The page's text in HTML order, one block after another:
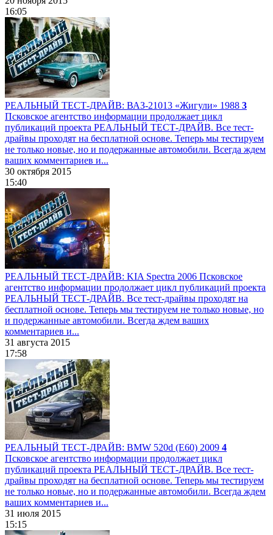
16:05
РЕАЛЬНЫЙ ТЕСТ-ДРАЙВ: ВАЗ-21013 «Жигули» 1988 3
Псковское агентство информации продолжает цикл
публикаций проекта РЕАЛЬНЫЙ ТЕСТ-ДРАЙВ. Все тест-
драйвы проходят на бесплатной основе. Теперь мы тестируем
не только новые, но и подержанные автомобили. Всегда ждем
ваших комментариев и...
30 октября 2015
15:40
РЕАЛЬНЫЙ ТЕСТ-ДРАЙВ: KIA Spectra 2006 Псковское
агентство информации продолжает цикл публикаций проекта
РЕАЛЬНЫЙ ТЕСТ-ДРАЙВ. Все тест-драйвы проходят на
бесплатной основе. Теперь мы тестируем не только новые, но
и подержанные автомобили. Всегда ждем ваших
комментариев и...
31 августа 2015
17:58
РЕАЛЬНЫЙ ТЕСТ-ДРАЙВ: BMW 520d (E60) 2009 4
Псковское агентство информации продолжает цикл
публикаций проекта РЕАЛЬНЫЙ ТЕСТ-ДРАЙВ. Все тест-
драйвы проходят на бесплатной основе. Теперь мы тестируем
не только новые, но и подержанные автомобили. Всегда ждем
ваших комментариев и...
31 июля 2015
15:15